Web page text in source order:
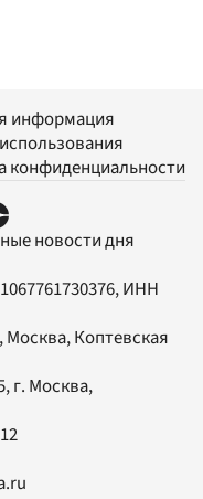
информация
конфиденциальности
новости дня
ИНН
Москва, Коптевская
, г. Москва,